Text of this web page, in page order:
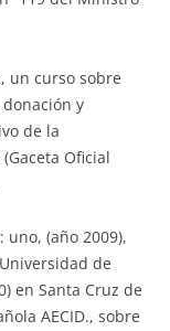
un curso sobre
y
de la
Oficial
uno, (año 2009),
de
en Santa Cruz de
AECID., sobre